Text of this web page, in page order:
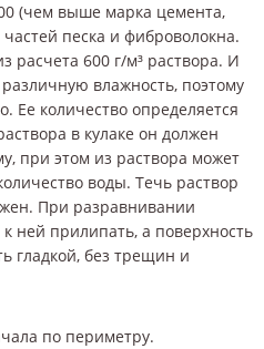
(чем выше марка цемента,
песка и фиброволокна.
расчета 600 г/м³ раствора. И
влажность, поэтому
Ее количество определяется
в кулаке он должен
при этом из раствора может
воды. Течь раствор
При разравнивании
ней прилипать, а поверхность
гладкой, без трещин и
по периметру.